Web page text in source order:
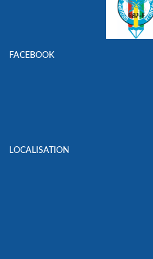
FACEBOOK
LOCALISATION